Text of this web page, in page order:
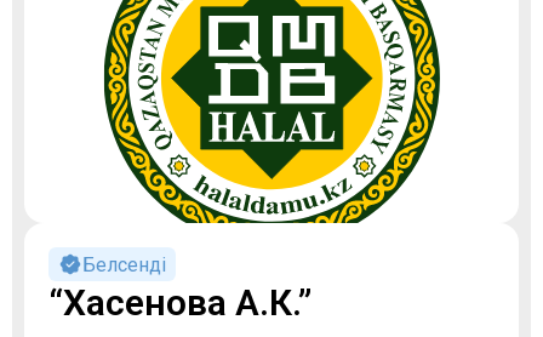
Белсенді
“Хасенова А.К.”